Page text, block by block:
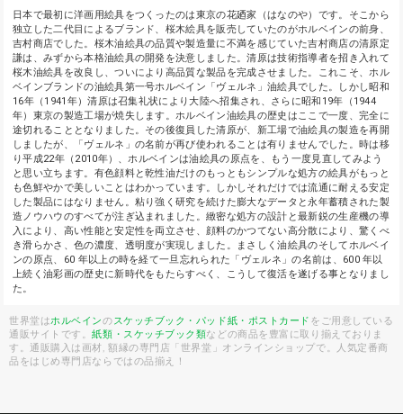
日本で最初に洋画用絵具をつくったのは東京の花廼家（はなのや）です。そこから
独立した二代目によるブランド、桜木絵具を販売していたのがホルベインの前身、
吉村商店でした。桜木油絵具の品質や製造量に不満を感じていた吉村商店の清原定
謙は、みずから本格油絵具の開発を決意しました。清原は技術指導者を招き入れて
桜木油絵具を改良し、ついにより高品質な製品を完成させました。これこそ、ホル
ベインブランドの油絵具第一号ホルベイン「ヴェルネ」油絵具でした。しかし昭和
16年（1941年）清原は召集礼状により大陸へ招集され、さらに昭和19年（1944
年）東京の製造工場が焼失します。ホルベイン油絵具の歴史はここで一度、完全に
途切れることとなりました。その後復員した清原が、新工場で油絵具の製造を再開
しましたが、「ヴェルネ」の名前が再び使われることは有りませんでした。時は移
り平成22年（2010年）、ホルベインは油絵具の原点を、もう一度見直してみよう
と思い立ちます。有色顔料と乾性油だけのもっともシンプルな処方の絵具がもっと
も色鮮やかで美しいことはわかっています。しかしそれだけでは流通に耐える安定
した製品にはなりません。粘り強く研究を続けた膨大なデータと永年蓄積された製
造ノウハウのすべてが注ぎ込まれました。緻密な処方の設計と最新鋭の生産機の導
入により、高い性能と安定性を両立させ、顔料のかつてない高分散により、驚くべ
き滑らかさ、色の濃度、透明度が実現しました。まさしく油絵具のそしてホルベイ
ンの原点、60 年以上の時を経て一旦忘れられた「ヴェルネ」の名前は、600 年以
上続く油彩画の歴史に新時代をもたらすべく、こうして復活を遂げる事となりまし
た。
世界堂はホルベインのスケッチブック・パッド紙・ポストカード をご用意している
通販サイトです。紙類・スケッチブック類などの商品を豊富に取り揃えておりま
す。通販購入は画材, 額縁の専門店「世界堂」オンラインショップで。人気定番商
品をはじめ専門店ならではの品揃え！